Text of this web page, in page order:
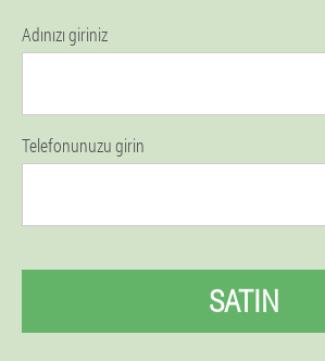
Adınızı giriniz
Telefonunuzu girin
SATIN